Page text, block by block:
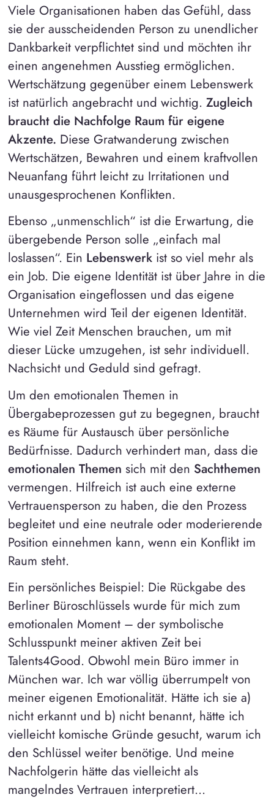
Viele Organisationen haben das Gefühl, dass
sie der ausscheidenden Person zu unendlicher
Dankbarkeit verpflichtet sind und möchten ihr
einen angenehmen Ausstieg ermöglichen.
Wertschätzung gegenüber einem Lebenswerk
ist natürlich angebracht und wichtig. Zugleich
braucht die Nachfolge Raum für eigene
Akzente. Diese Gratwanderung zwischen
Wertschätzen, Bewahren und einem kraftvollen
Neuanfang führt leicht zu Irritationen und
unausgesprochenen Konflikten.
Ebenso „unmenschlich“ ist die Erwartung, die
übergebende Person solle „einfach mal
loslassen“. Ein Lebenswerkist so viel mehr als
ein Job. Die eigene Identität ist über Jahre in die
Organisation eingeflossen und das eigene
Unternehmen wird Teil der eigenen Identität.
Wie viel Zeit Menschen brauchen, um mit
dieser Lücke umzugehen, ist sehr individuell.
Nachsicht und Geduld sind gefragt.
Um den emotionalen Themen in
Übergabeprozessen gut zu begegnen, braucht
es Räume für Austausch über persönliche
Bedürfnisse. Dadurch verhindert man, dass die
emotionalen Themen sich mit den Sachthemen
vermengen. Hilfreich ist auch eine externe
Vertrauensperson zu haben, die den Prozess
begleitet und eine neutrale oder moderierende
Position einnehmen kann, wenn ein Konflikt im
Raum steht.
Ein persönliches Beispiel: Die Rückgabe des
Berliner Büroschlüssels wurde für mich zum
emotionalen Moment – der symbolische
Schlusspunkt meiner aktiven Zeit bei
Talents4Good. Obwohl mein Büro immer in
München war. Ich war völlig überrumpelt von
meiner eigenen Emotionalität. Hätte ich sie a)
nicht erkannt und b) nicht benannt, hätte ich
vielleicht komische Gründe gesucht, warum ich
den Schlüssel weiter benötige. Und meine
Nachfolgerin hätte das vielleicht als
mangelndes Vertrauen interpretiert...